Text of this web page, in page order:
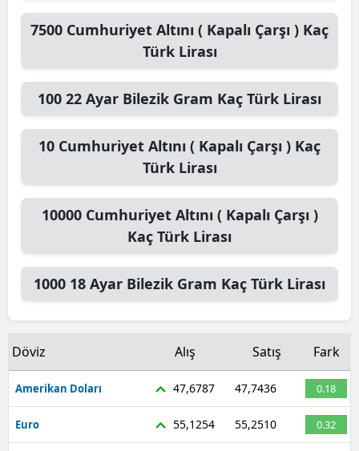
7500 Cumhuriyet Altını ( Kapalı Çarşı ) Kaç
Türk Lirası
100 22 Ayar Bilezik Gram Kaç Türk Lirası
10 Cumhuriyet Altını ( Kapalı Çarşı ) Kaç
Türk Lirası
10000 Cumhuriyet Altını ( Kapalı Çarşı )
Kaç Türk Lirası
1000 18 Ayar Bilezik Gram Kaç Türk Lirası
Döviz Alış Satış Fark
Amerikan Doları 47,6787 47,7436 0.18
Euro 55,1254 55,2510 0.32